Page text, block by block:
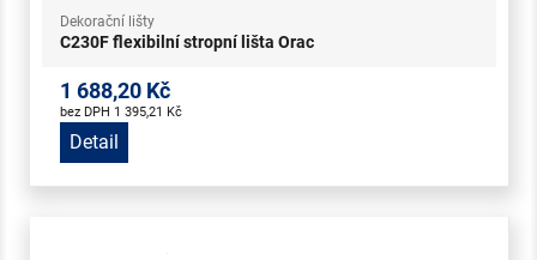
Dekorační lišty
C230F flexibilní stropní lišta Orac
1 688,20 Kč
bez DPH 1 395,21 Kč
Detail